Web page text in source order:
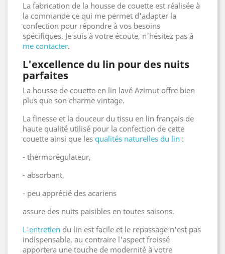
La fabrication de la housse de couette est réalisée à
la commande ce qui me permet d'adapter la
confection pour répondre à vos besoins
spécifiques. Je suis à votre écoute, n'hésitez pas à
me contacter.
L'excellence du lin pour des nuits
parfaites
La housse de couette en lin lavé Azimut offre bien
plus que son charme vintage.
La finesse et la douceur du tissu en lin français de
haute qualité utilisé pour la confection de cette
couette ainsi que les qualités naturelles du lin :
- thermorégulateur,
- absorbant,
- peu apprécié des acariens
assure des nuits paisibles en toutes saisons.
L'entretien du lin est facile et le repassage n'est pas
indispensable, au contraire l'aspect froissé
apportera une touche de modernité à votre